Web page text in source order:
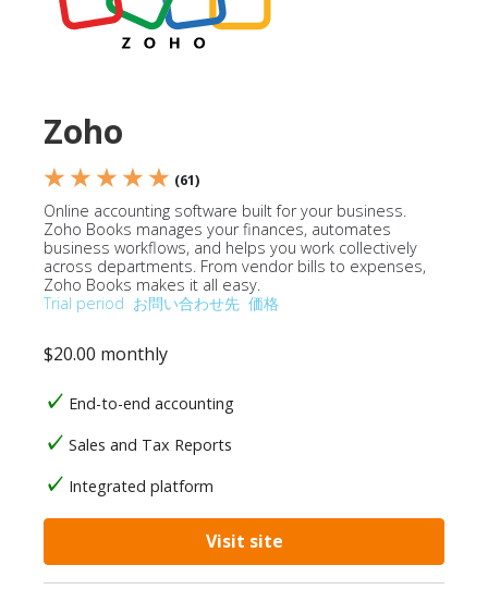
Zoho
★ ★ ★ ★ ★ (61)
Online accounting software built for your business.
Zoho Books manages your finances, automates
business workflows, and helps you work collectively
across departments. From vendor bills to expenses,
Zoho Books makes it all easy.
Trial period お問い合わせ先 価格
$20.00 monthly
End-to-end accounting
Sales and Tax Reports
Integrated platform
Visit site